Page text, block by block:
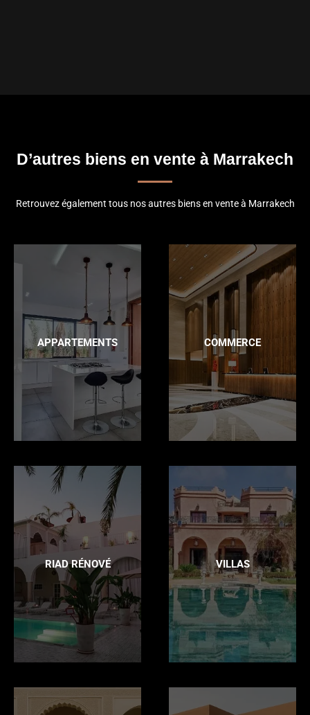
D’autres biens en vente à Marrakech
Retrouvez également tous nos autres biens en vente à Marrakech
APPARTEMENTS COMMERCE
RIAD RÉNOVÉ VILLAS